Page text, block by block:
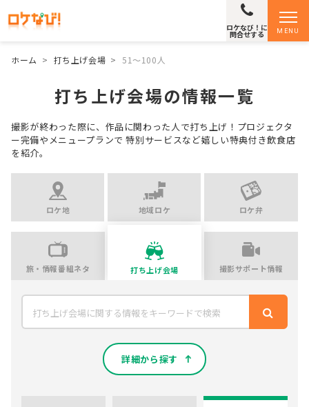
MENU
ロケなび！に
問合せする
ホーム > 打ち上げ会場 > 51〜100人
打ち上げ会場の情報一覧
撮影が終わった際に、作品に関わった人で打ち上げ！プロジェクタ
ー完備やメニュープランで 特別サービスなど嬉しい特典付き飲食店
を紹介。
ロケ地 地域ロケ ロケ弁
旅・情報番組ネタ 打ち上げ会場 撮影サポート情報
詳細から探す